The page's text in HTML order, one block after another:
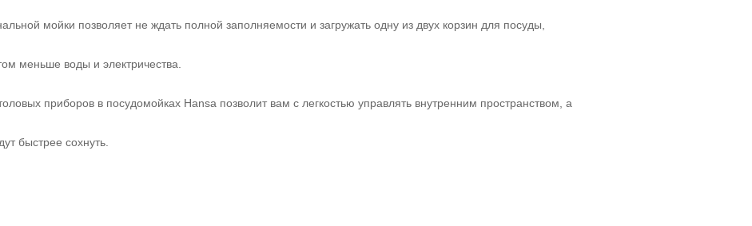
мойки позволяет не ждать полной заполняемости и загружать одну из двух корзин для посуды,
меньше воды и электричества.
приборов в посудомойках Hansa позволит вам с легкостью управлять внутренним пространством, а
быстрее сохнуть.